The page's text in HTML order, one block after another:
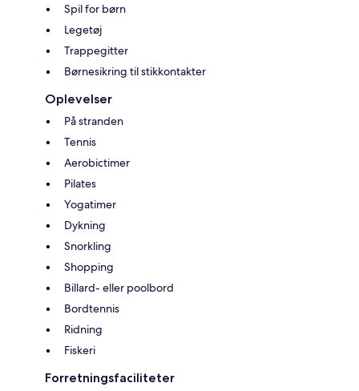
Spil for børn
Legetøj
Trappegitter
Børnesikring til stikkontakter
Oplevelser
På stranden
Tennis
Aerobictimer
Pilates
Yogatimer
Dykning
Snorkling
Shopping
Billard- eller poolbord
Bordtennis
Ridning
Fiskeri
Forretningsfaciliteter